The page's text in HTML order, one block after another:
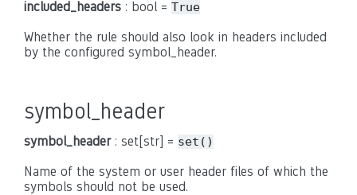
included_headers : bool = True
Whether the rule should also look in headers included
by the configured symbol_header.
symbol_header
symbol_header: set[str] = set()
Name of the system or user header files of which the
symbols should not be used.